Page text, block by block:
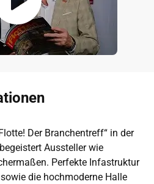
Der Branchentreff“ in der
Aussteller wie
Perfekte Infastruktur
die hochmoderne Halle